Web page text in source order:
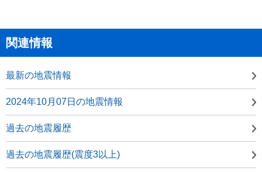
関連情報
最新の地震情報
2024年10月07日の地震情報
過去の地震履歴
過去の地震履歴(震度3以上)